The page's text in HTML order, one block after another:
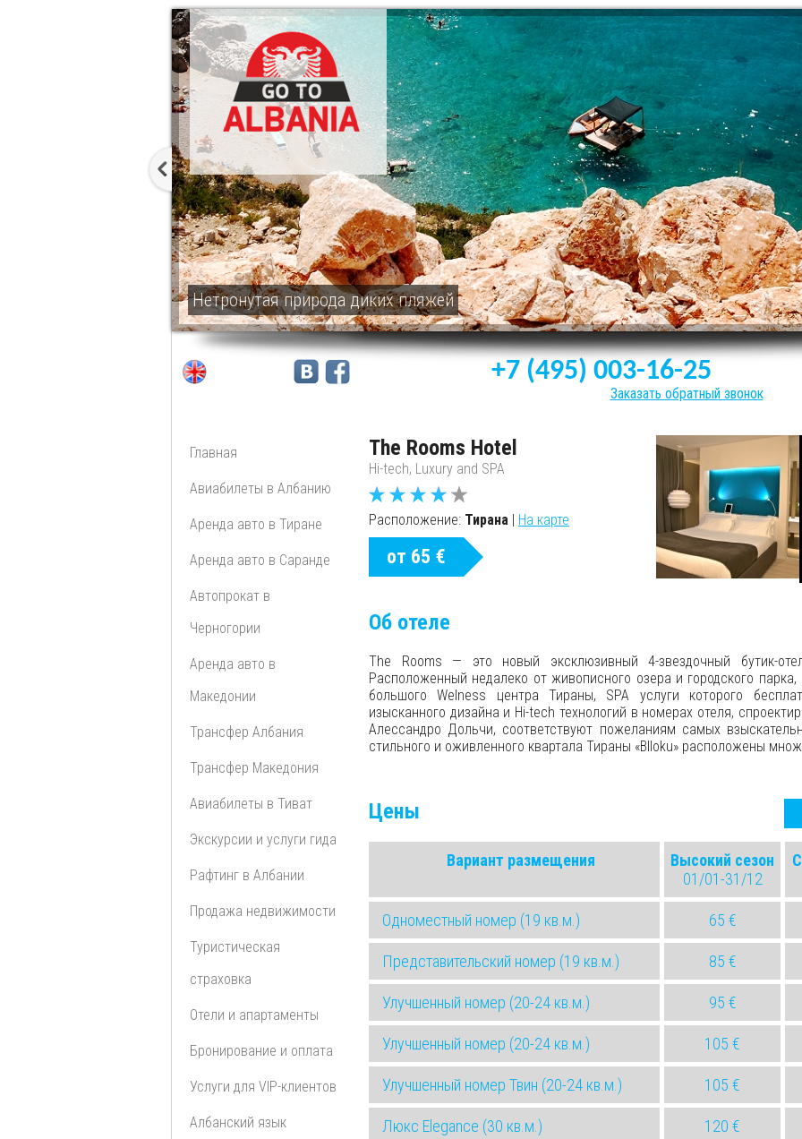
Нетронутая природа диких пляжей
+7 (495) 003-16-25
Заказать обратный звонок
The Rooms Hotel
Hi-tech, Luxury and SPA
Расположение: Тирана | На карте
от 65 €
Об отеле
The Rooms — это новый эксклюзивный 4-звездочный бутик-
Расположенный недалеко от живописного озера и городского
большого Welness центра Тираны, SPA услуги которого
изысканного дизайна и Hi-tech технологий в номерах отеля,
Алессандро Дольчи, соответствуют пожеланиям самых
стильного и оживленного квартала Тираны «Blloku» расположены
Цены
Вариант размещения
Высокий сезон
01/01-31/12
Одноместный номер (19 кв.м.) 65 €
Представительский номер (19 кв.м.) 85 €
Улучшенный номер (20-24 кв.м.) 95 €
Улучшенный номер (20-24 кв.м.) 105 €
Улучшенный номер Твин (20-24 кв.м.) 105 €
Люкс Elegance (30 кв.м.) 120 €
Главная
Авиабилеты в Албанию
Аренда авто в Тиране
Аренда авто в Саранде
Автопрокат в
Черногории
Аренда авто в
Македонии
Трансфер Албания
Трансфер Македония
Авиабилеты в Тиват
Экскурсии и услуги гида
Рафтинг в Албании
Продажа недвижимости
Туристическая
страховка
Отели и апартаменты
Бронирование и оплата
Услуги для VIP-клиентов
Албанский язык